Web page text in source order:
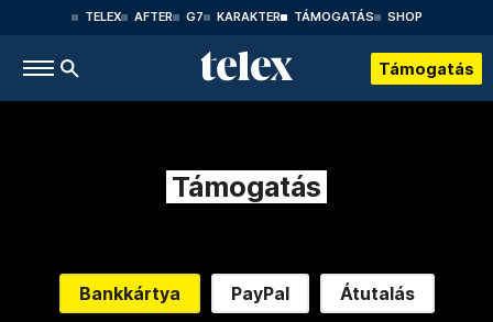
TELEX AFTER G7 KARAKTER TÁMOGATÁS SHOP
Támogatás
Támogatás
Bankkártya PayPal Átutalás